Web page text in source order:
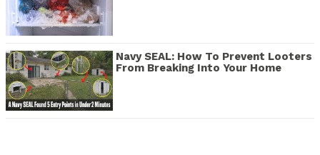
Navy SEAL: How To Prevent Looters
From Breaking Into Your Home